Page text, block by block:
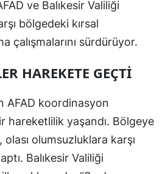
Muğla
Muş
Nevşehir
Ordu
Rize
Sakarya
ve Balıkesir Valiliği
bölgedeki kırsal
çalışmalarını sürdürüyor.
HAREKETE GEÇTI
AFAD koordinasyon
hareketlilik yaşandı. Bölgeye
olumsuzluklara karşı
Balıkesir Valiliği